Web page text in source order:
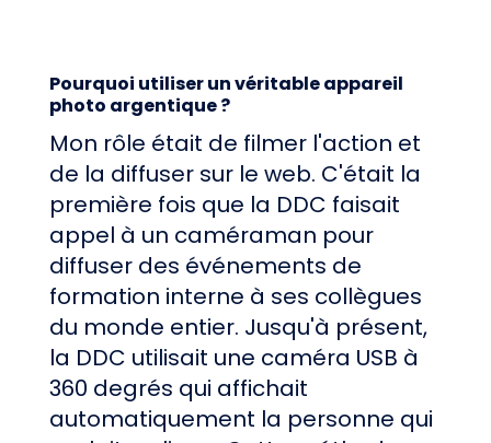
Pourquoi utiliser un véritable appareil
photo argentique ?
Mon rôle était de filmer l'action et
de la diffuser sur le web. C'était la
première fois que la DDC faisait
appel à un caméraman pour
diffuser des événements de
formation interne à ses collègues
du monde entier. Jusqu'à présent,
la DDC utilisait une caméra USB à
360 degrés qui affichait
automatiquement la personne qui